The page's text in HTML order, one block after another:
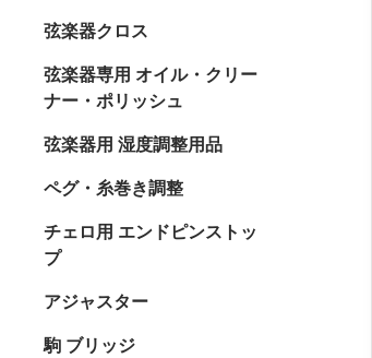
弦楽器クロス
弦楽器専用 オイル・クリー
ナー・ポリッシュ
弦楽器用 湿度調整用品
ペグ・糸巻き調整
チェロ用 エンドピンストッ
プ
アジャスター
駒 ブリッジ